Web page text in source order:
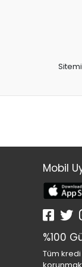
Mobil
%100
Tüm kredi